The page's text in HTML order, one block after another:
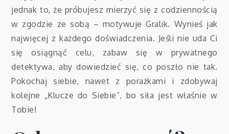
jednak to, że próbujesz mierzyć się z codziennością
w zgodzie ze sobą – motywuje Gralik. Wynieś jak
najwięcej z każdego doświadczenia. Jeśli nie uda Ci
się osiągnąć celu, zabaw się w prywatnego
detektywa, aby dowiedzieć się, co poszło nie tak.
Pokochaj siebie, nawet z porażkami i zdobywaj
kolejne „Klucze do Siebie”, bo siła jest właśnie w
Tobie!